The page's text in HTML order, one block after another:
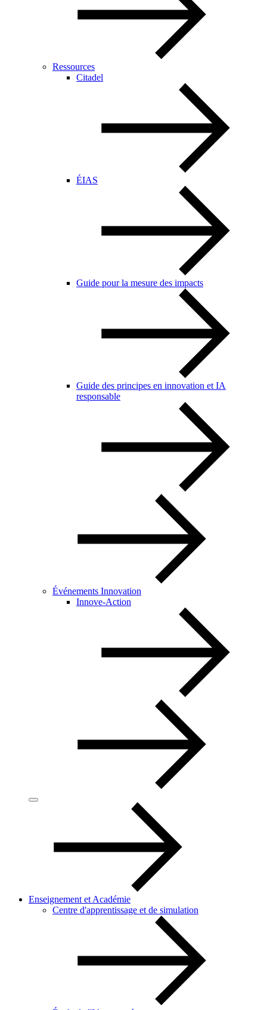
Ressources
Citadel
ÉIAS
Guide pour la mesure des impacts
Guide des principes en innovation et IA
responsable
Événements Innovation
Innove-Action
Enseignement et Académie
Centre d'apprentissage et de simulation